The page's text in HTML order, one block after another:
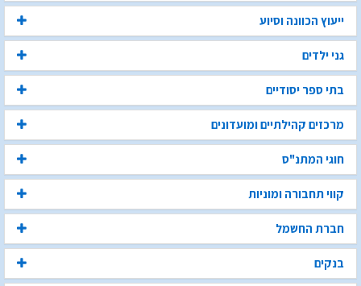
ייעוץ הכוונה וסיוע
גני ילדים
בתי ספר יסודיים
מרכזים קהילתיים ומועדונים
חוגי המתנ"ס
קווי תחבורה ומוניות
חברת החשמל
בנקים